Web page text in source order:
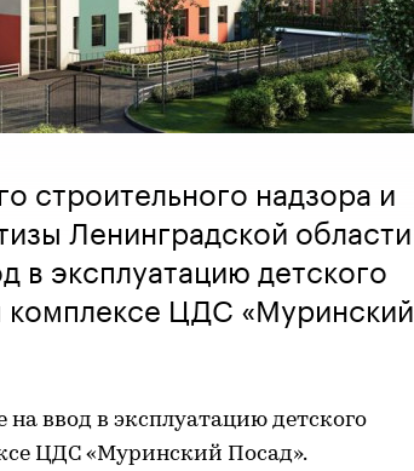
строительного надзора и
Ленинградской области
в эксплуатацию детского
комплексе ЦДС «Муринский
ввод в эксплуатацию детского
ЦДС «Муринский Посад».